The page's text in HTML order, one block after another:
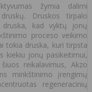
žymia dalimi
Druskos tirpalo
druska, kad vyktų jonų
proceso veikimo
tokia druska, kuri tirpsta
kiekiu jonų pasikeitimui,
reikalavimus, Akzo
minkštinimo įrengimų
regeneracinių